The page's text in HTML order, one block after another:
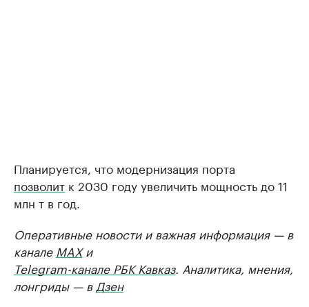
Планируется, что модернизация порта
позволит к 2030 году увеличить мощность до 11
млн т в год.
Оперативные новости и важная информация — в
канале MAXи
Telegram-канале РБК Кавказ. Аналитика, мнения,
лонгриды — в Дзен